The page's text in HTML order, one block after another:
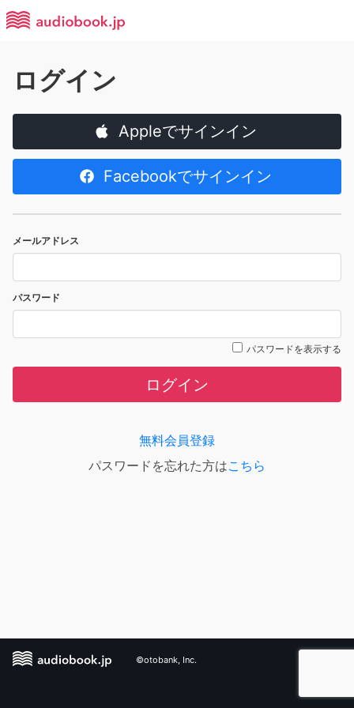
ログイン
Appleでサインイン
Facebookでサインイン
メールアドレス
パスワード
パスワードを表示する
ログイン
無料会員登録
パスワードを忘れた方はこちら
©otobank, Inc.